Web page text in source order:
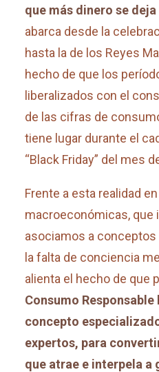
que más dinero se deja
abarca desde la
hasta la de los Reyes
hecho de que los
liberalizados con el
de las cifras de
tiene lugar durante el
“Black Friday” del mes
Frente a esta realidad
macroeconómicas, que
asociamos a
la falta de conciencia
alienta el hecho de que
Consumo
concepto
expertos, para
que atrae e interpela a